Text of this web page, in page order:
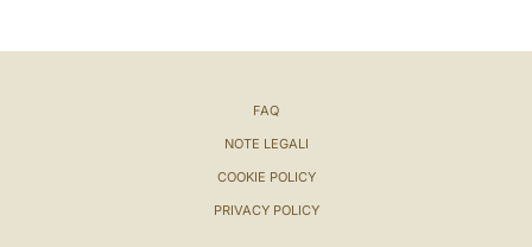
FAQ
NOTE LEGALI
COOKIE POLICY
PRIVACY POLICY